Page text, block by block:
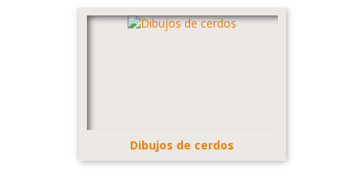
Dibujos de cerdos